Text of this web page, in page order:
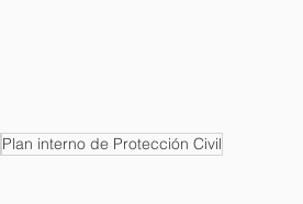
Plan interno de Protección Civil